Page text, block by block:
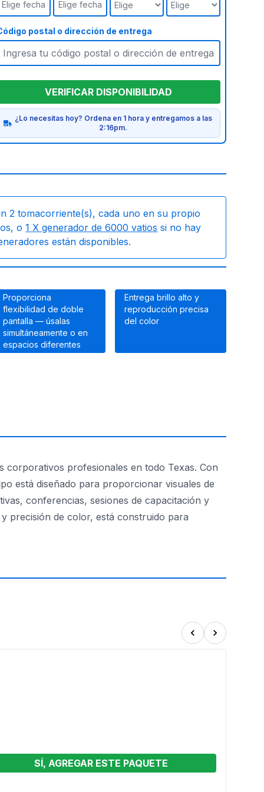
Elige fecha
Elige fecha
postal o dirección de entrega
VERIFICAR DISPONIBILIDAD
¿Lo necesitas hoy? Ordena en 1 hora y entregamos a las
2:16pm.
2 tomacorriente(s), cada uno en su propio
o 1 X generador de 6000 vatios si no hay
están disponibles.
Proporciona
flexibilidad de doble
pantalla — úsalas
simultáneamente o en
espacios diferentes
Entrega brillo alto y
reproducción precisa
del color
corporativos profesionales en todo Texas. Con
está diseñado para proporcionar visuales de
conferencias, sesiones de capacitación y
precisión de color, está construido para
SÍ, AGREGAR ESTE PAQUETE